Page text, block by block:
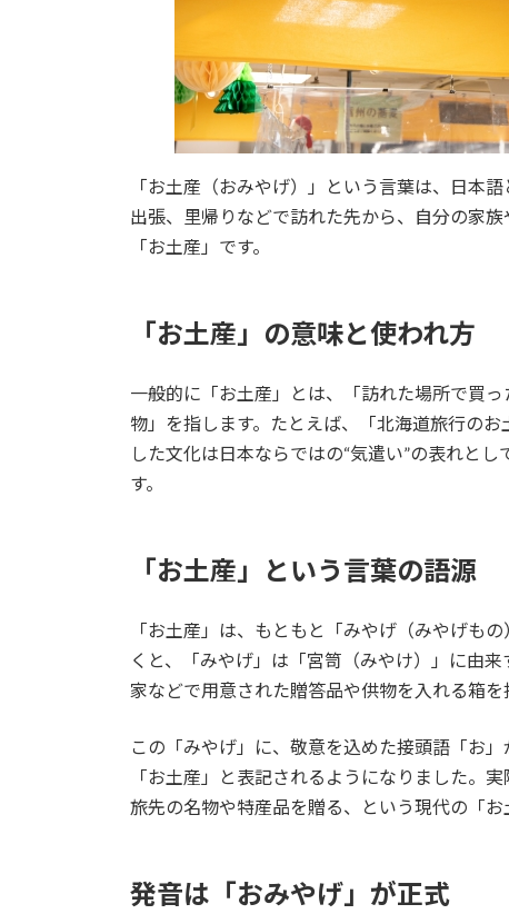
「お土産（おみやげ）」という言葉は、日本
出張、里帰りなどで訪れた先から、自分の家
「お土産」です。
「お土産」の意味と使われ方
一般的に「お土産」とは、「訪れた場所で買
物」を指します。たとえば、「北海道旅行の
した文化は日本ならではの“気遣い”の表れと
す。
「お土産」という言葉の語源
「お土産」は、もともと「みやげ（みやげも
くと、「みやげ」は「宮笥（みやけ）」に由
家などで用意された贈答品や供物を入れる箱を
この「みやげ」に、敬意を込めた接頭語「お
「お土産」と表記されるようになりました。
旅先の名物や特産品を贈る、という現代の「お
発音は「おみやげ」が正式